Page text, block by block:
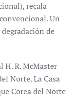
recala
Un
de
H. R. McMaster
Norte. La Casa
Corea del Norte